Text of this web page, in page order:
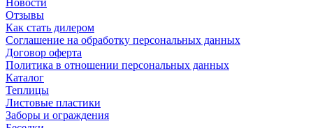
Отзывы
Как стать дилером
Соглашение на обработку персональных данных
Договор оферта
Политика в отношении персональных данных
Каталог
Теплицы
Листовые пластики
Заборы и ограждения